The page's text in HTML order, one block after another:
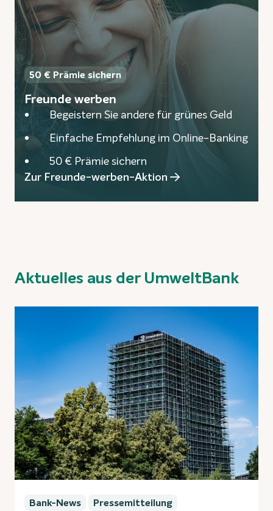
50 € Prämie sichern
Freunde werben
Begeistern Sie andere für grünes Geld
Einfache Empfehlung im Online-Banking
50 € Prämie sichern
Zur Freunde-werben-Aktion
Aktuelles aus der UmweltBank
Bank-News Pressemitteilung